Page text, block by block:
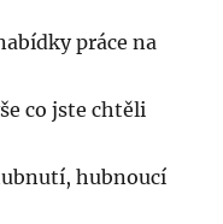
práce na
co jste chtěli
hubnoucí